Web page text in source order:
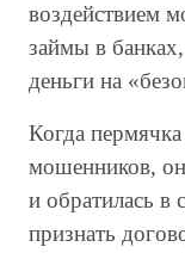
воздействием
займы в
деньги на
Когда
мошенников,
и обратилась в
признать